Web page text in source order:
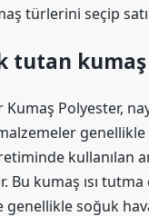
türlerini seçip
tutan
Kumaş Polyester,
kullanılan
Bu kumaş ısı
genellikle soğuk